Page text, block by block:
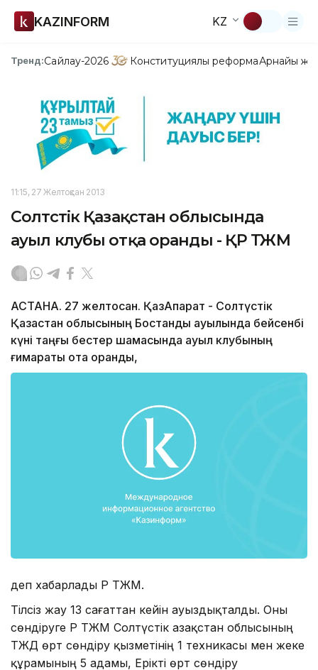
KAZINFORM KZ
Тренд:Сайлау-2026 Конституциялық реформаАрнайы
11:15, 27 Желтоқсан 2013
Солтүстік Қазақстан облысында
ауыл клубы отқа оранды - ҚР ТЖМ
АСТАНА. 27 желтоқсан. ҚазАқпарат - Солтүстік
Қазақстан облысының Бостандық ауылында бейсенбі
күні таңғы бестер шамасында ауыл клубының
ғимараты отқа оранды,
деп хабарлады ҚР ТЖМ.
Тілсіз жау 13 сағаттан кейін ауыздықталды. Оны
сөндіруге ҚР ТЖМ Солтүстік Қазақстан облысының
ТЖД өрт сөндіру қызметінің 1 техникасы мен жеке
құрамының 5 адамы, Ерікті өрт сөндіру